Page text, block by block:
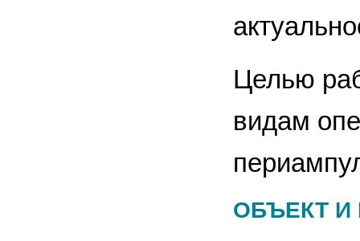
Целью
видам
ОБЪЕКТ